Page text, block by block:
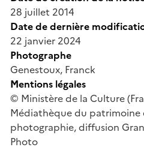
28 juillet 2014
Date de dernière
22 janvier 2024
Photographe
Genestoux, Franck
Mentions légales
© Ministère de la Culture
Médiathèque du patrimoine
photographie, diffusion
Photo